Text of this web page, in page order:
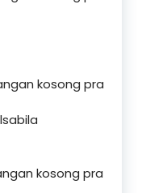
kosong pra
kosong pra